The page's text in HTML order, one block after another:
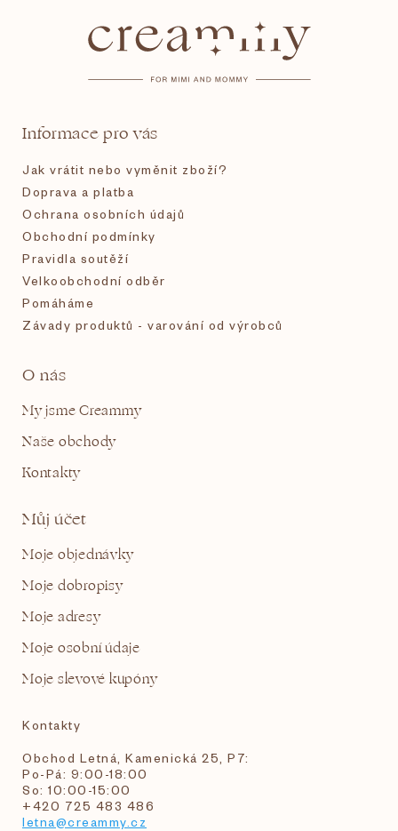
Informace pro vás
Jak vrátit nebo vyměnit zboží?
Doprava a platba
Ochrana osobních údajů
Obchodní podmínky
Pravidla soutěží
Velkoobchodní odběr
Pomáháme
Závady produktů - varování od výrobců
O nás
My jsme Creammy
Naše obchody
Kontakty
Můj účet
Moje objednávky
Moje dobropisy
Moje adresy
Moje osobní údaje
Moje slevové kupóny
Kontakty
Obchod Letná, Kamenická 25, P7:
Po-Pá: 9:00-18:00
So: 10:00-15:00
+420 725 483 486
letna@creammy.cz